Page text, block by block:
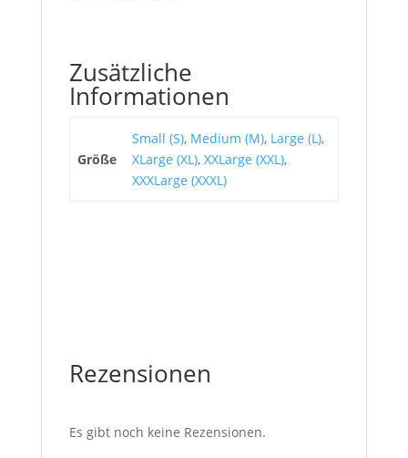
Zusätzliche
Informationen
Größe
Small (S), Medium (M), Large (L),
XLarge (XL), XXLarge (XXL),
XXXLarge (XXXL)
Rezensionen
Es gibt noch keine Rezensionen.